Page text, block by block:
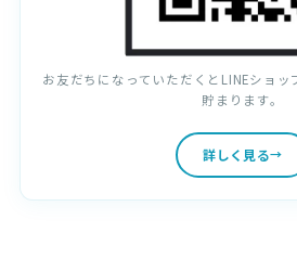
お友だちになっていただくとLINEショ
貯まります。
詳しく見る